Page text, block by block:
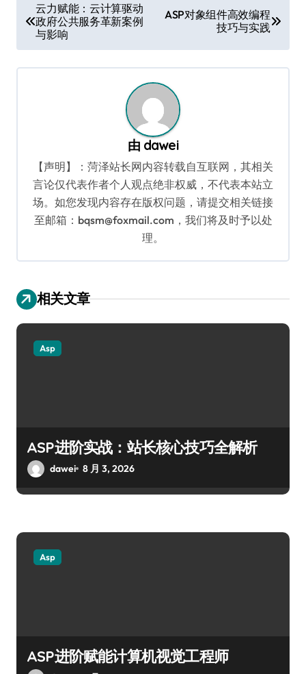
章
导
航
云力赋能：云计算驱动
政府公共服务革新案例
与影响
ASP对象组件高效编程
技巧与实践
由 dawei
【声明】：菏泽站长网内容转载自互联网，其相关
言论仅代表作者个人观点绝非权威，不代表本站立
场。如您发现内容存在版权问题，请提交相关链接
至邮箱：bqsm@foxmail.com，我们将及时予以处
理。
相关文章
Asp
ASP进阶实战：站长核心技巧全解析
dawei 8 月 3, 2026
Asp
ASP进阶赋能计算机视觉工程师